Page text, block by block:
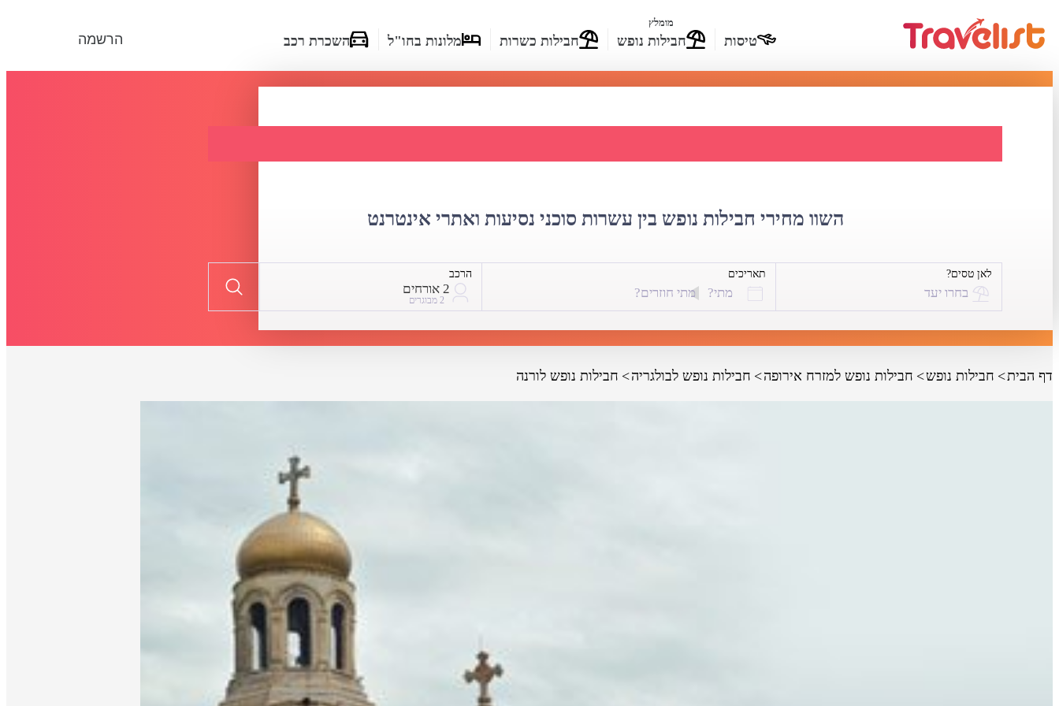
הרשמה טיסות
מומלץ
חבילות נופש חבילות כשרות מלונות בחו"ל השכרת רכב
השוו מחירי חבילות נופש בין עשרות סוכני נסיעות ואתרי אינטרנט
לאן טסים?
בחרו יעד
תאריכים
מתי? מתי חוזרים?
הרכב
2 אורחים
2 מבוגרים
דף הבית חבילות נופש חבילות נופש למזרח אירופה חבילות נופש לבולגריה חבילות נופש לורנה